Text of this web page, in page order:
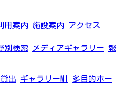
用案内 施設案内 アクセス
別検索 メディアギャラリー 報
出 ギャラリーMI
多目的ホー